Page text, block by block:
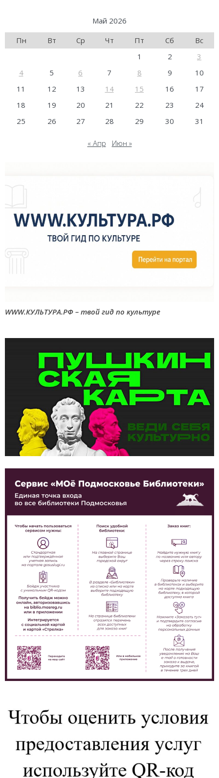
Май 2026
Пн
Вт Ср Чт Пт Сб
Вс
1
2
3
4
5 6 7 8 9
10
11
12 13 14 15 16
17
18
19 20 21 22 23
24
25
26 27 28 29 30 31
« Апр Июн »
WWW.КУЛЬТУРА.РФ – твой гид по культуре